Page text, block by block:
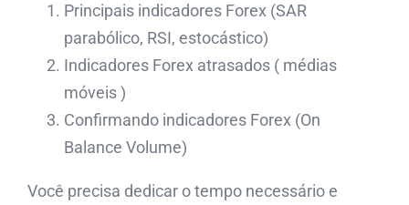
Principais indicadores Forex (SAR
parabólico, RSI, estocástico)
Indicadores Forex atrasados ​​( médias
móveis )
Confirmando indicadores Forex (On
Balance Volume)
Você precisa dedicar o tempo necessário e